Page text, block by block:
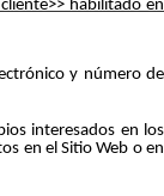
habilitado en
y número de
interesados en los
en el Sitio Web o en